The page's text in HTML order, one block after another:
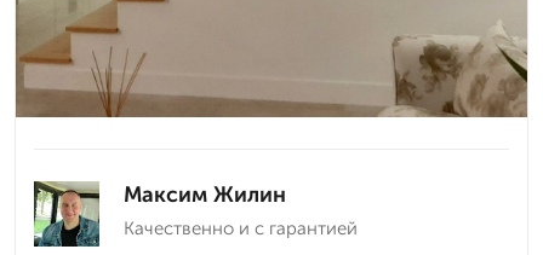
Максим Жилин
Качественно и с гарантией